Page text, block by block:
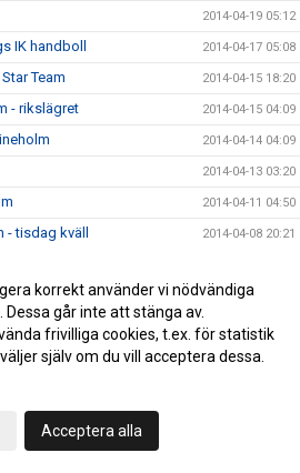
2014-04-19 05:12
IK handboll 2014-04-17 05:08
Team 2014-04-15 18:20
- rikslägret 2014-04-15 04:09
2014-04-14 04:09
2014-04-13 03:20
2014-04-11 04:50
- tisdag kväll 2014-04-08 20:21
2014-04-07 03:28
handboll 2014-04-06 06:03
6 april 2014 2014-04-06 03:56
officiell
korrekt använder vi nödvändiga
går inte att stänga av.
frivilliga cookies, t.ex. för statistik
själv om du vill acceptera dessa.
Acceptera alla